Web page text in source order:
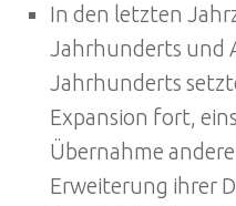
In den letzten
Jahrhunderts und
Jahrhunderts
Expansion fort,
Übernahme
Erweiterung ihrer